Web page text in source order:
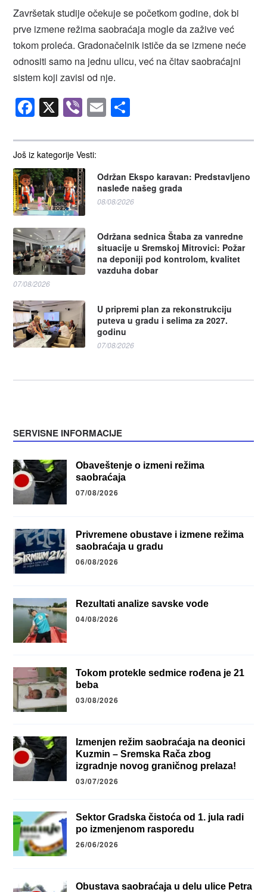
Još iz kategorije Vesti:
Održan Ekspo karavan: Predstavljeno
nasleđe našeg grada
08/08/2026
Održana sednica Štaba za vanredne
situacije u Sremskoj Mitrovici: Požar
na deponiji pod kontrolom, kvalitet
vazduha dobar
07/08/2026
U pripremi plan za rekonstrukciju
puteva u gradu i selima za 2027.
godinu
07/08/2026
Završetak studije očekuje se početkom godine, dok bi
prve izmene režima saobraćaja mogle da zažive već
tokom proleća. Gradonačelnik ističe da se izmene neće
odnositi samo na jednu ulicu, već na čitav saobraćajni
sistem koji zavisi od nje.
Facebook
X ViberEmail
SERVISNE INFORMACIJE
Obaveštenje o izmeni režima
saobraćaja
07/08/2026
Privremene obustave i izmene režima
saobraćaja u gradu
06/08/2026
Rezultati analize savske vode
04/08/2026
Tokom protekle sedmice rođena je 21
beba
03/08/2026
Izmenjen režim saobraćaja na deonici
Kuzmin – Sremska Rača zbog
izgradnje novog graničnog prelaza!
03/07/2026
Sektor Gradska čistoća od 1. jula radi
po izmenjenom rasporedu
26/06/2026
Obustava saobraćaja u delu ulice Petra